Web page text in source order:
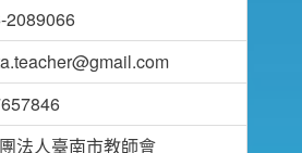
2089066
法人臺南市教師會